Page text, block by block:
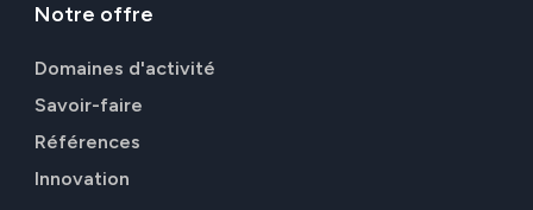
Notre offre
Domaines d'activité
Savoir-faire
Références
Innovation